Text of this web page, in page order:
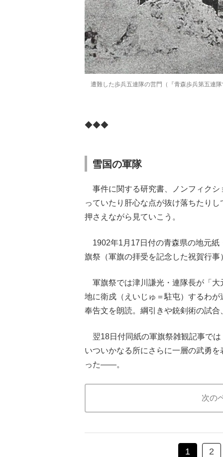
遭難した歩兵五連隊の営門（『青森歩兵第五連
◆◆◆
雪国の軍隊
事件に関する研究書、ノンフィクシ
っていたり肝心な点が抜け落ちたり
押さえながら見ていこう。
1902年1月17日付の青森県の地元紙
旗祭（軍旗の拝受を記念した祝賀行
軍旗祭では津川謙光・連隊長が「大
地に衛戍（えいじゅ＝駐屯）するわ
奉告文を朗読。綱引きや銃剣術の試
翌18日付同紙の軍旗祭雑観記事では
いついかなる所にさらに一層の武勇
った――。
次の
1 2